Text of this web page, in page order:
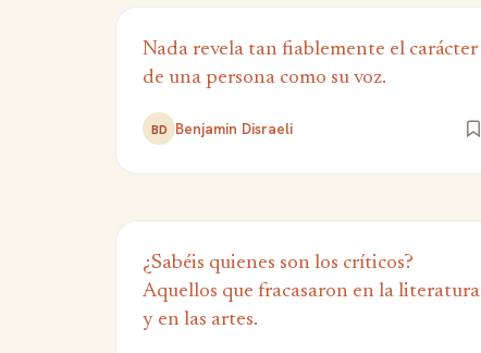
Nada revela tan fiablemente el carácter
de una persona como su voz.
BD Benjamin Disraeli
¿Sabéis quienes son los críticos?
Aquellos que fracasaron en la literatura
y en las artes.